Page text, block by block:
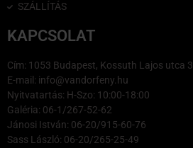
SZÁLLÍTÁS
KAPCSOLAT
Cím: 1053 Budapest, Kossuth Lajos utca 3.
E-mail: info@vandorfeny.hu
Nyitvatartás: H-Szo: 10:00-18:00
Galéria: 06-1/267-52-62
Jánosi István: 06-20/915-60-76
Sass László: 06-20/265-25-49